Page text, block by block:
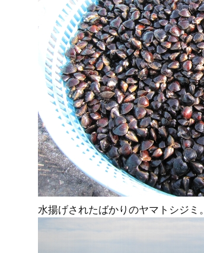
水揚げされたばかりのヤマトシジミ。